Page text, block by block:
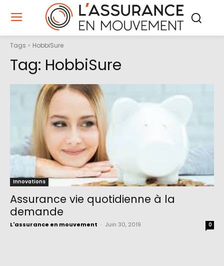
Tags HobbiSure
Tag: HobbiSure
Innovations
Assurance vie quotidienne à la
demande
L'assurance en mouvement Juin 30, 2019 0